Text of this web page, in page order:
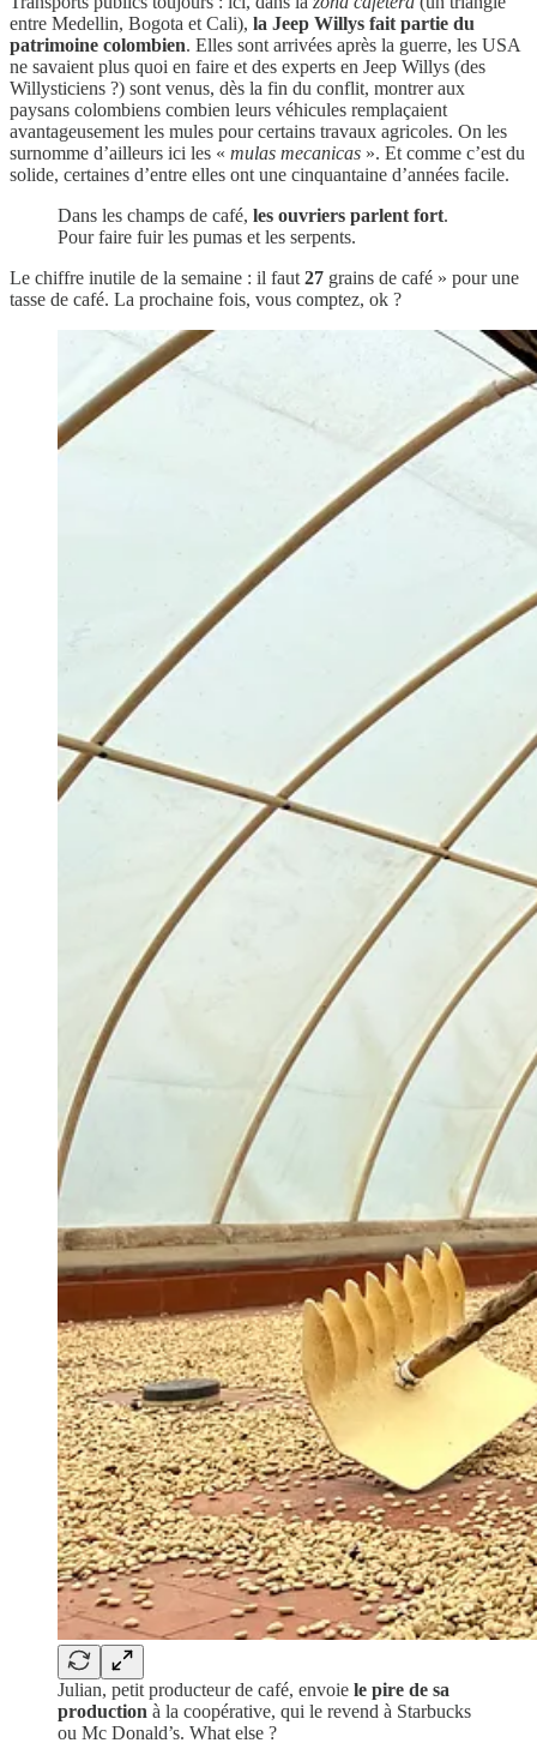
entre Medellin, Bogota et Cali), la Jeep Willys fait partie du
patrimoine colombien. Elles sont arrivées après la guerre, les USA
ne savaient plus quoi en faire et des experts en Jeep Willys (des
Willysticiens ?) sont venus, dès la fin du conflit, montrer aux
paysans colombiens combien leurs véhicules remplaçaient
avantageusement les mules pour certains travaux agricoles. On les
surnomme d’ailleurs ici les « mulas mecanicas ». Et comme c’est du
solide, certaines d’entre elles ont une cinquantaine d’années facile.
Dans les champs de café, les ouvriers parlent fort.
Pour faire fuir les pumas et les serpents.
Le chiffre inutile de la semaine : il faut 27 grains de café » pour une
tasse de café. La prochaine fois, vous comptez, ok ?
Julian, petit producteur de café, envoie le pire de sa
production à la coopérative, qui le revend à Starbucks
ou Mc Donald’s. What else ?